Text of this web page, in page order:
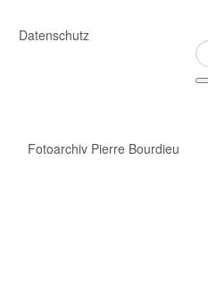
Datenschutz
Fotoarchiv Pierre Bourdieu